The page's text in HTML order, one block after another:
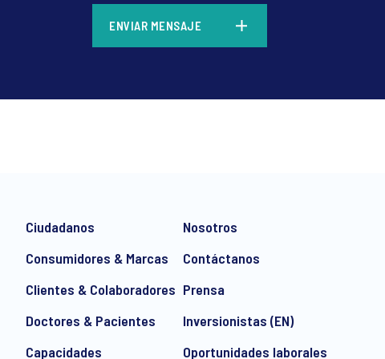
marketing communication about products and services including
your consent at any time with effect for the future.
ENVIAR MENSAJE
Ciudadanos
Consumidores & Marcas
Clientes & Colaboradores
Doctores & Pacientes
Capacidades
Nosotros
Contáctanos
Prensa
Inversionistas (EN)
Oportunidades laborales